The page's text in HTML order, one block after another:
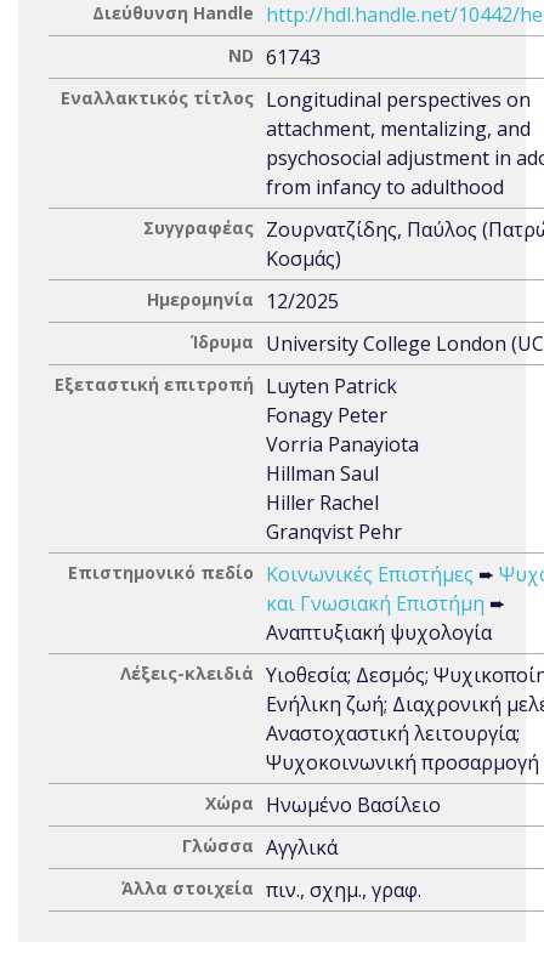
Διεύθυνση Handle http://hdl.handle.net/10442/
ND 61743
Εναλλακτικός τίτλος Longitudinal perspectives on
attachment, mentalizing, and
psychosocial adjustment in
from infancy to adulthood
Συγγραφέας Ζουρνατζίδης, Παύλος
Κοσμάς)
Ημερομηνία 12/2025
Ίδρυμα University College London
Εξεταστική επιτροπή
Luyten Patrick
Fonagy Peter
Vorria Panayiota
Hillman Saul
Hiller Rachel
Granqvist Pehr
Επιστημονικό πεδίο Κοινωνικές Επιστήμες ➨
και Γνωσιακή Επιστήμη ➨
Αναπτυξιακή ψυχολογία
Λέξεις-κλειδιά Υιοθεσία; Δεσμός;
Ενήλικη ζωή; Διαχρονική
Αναστοχαστική λειτουργία;
Ψυχοκοινωνική προσαρμογή
Χώρα Ηνωμένο Βασίλειο
Γλώσσα Αγγλικά
Άλλα στοιχεία πιν., σχημ., γραφ.